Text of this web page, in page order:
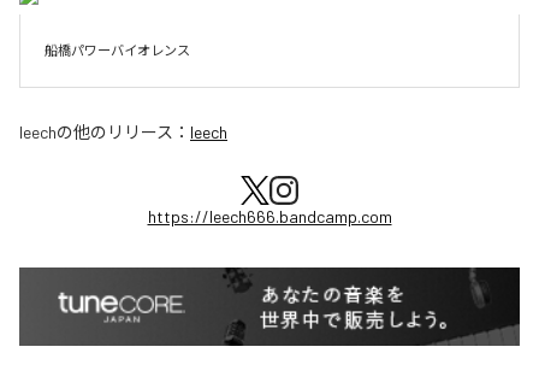
船橋パワーバイオレンス
leechの他のリリース： leech
https://leech666.bandcamp.com